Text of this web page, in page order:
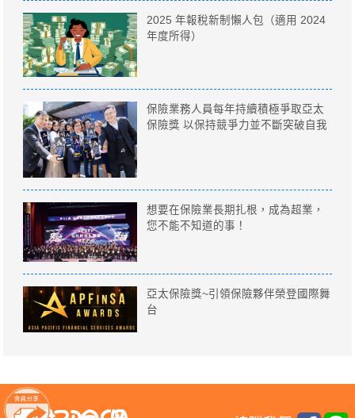
2025 年報稅新制懶人包（適用 2024
年度所得）
保險業務人員每年持續積極爭取亞太
保險獎 以保持競爭力並不斷突破自我
想要在保險業長期扎根，成為超業，
您不能不知道的事！
亞太保險獎~引領保險夥伴榮登國際舞
台